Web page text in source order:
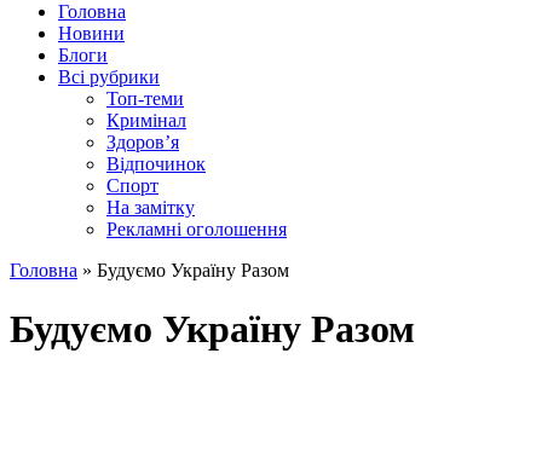
Головна
Новини
Блоги
Всі рубрики
Топ-теми
Кримінал
Здоров’я
Відпочинок
Спорт
На замітку
Рекламні оголошення
Головна » Будуємо Україну Разом
Будуємо Україну Разом